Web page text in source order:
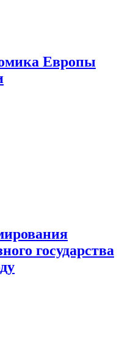
Европы
государства